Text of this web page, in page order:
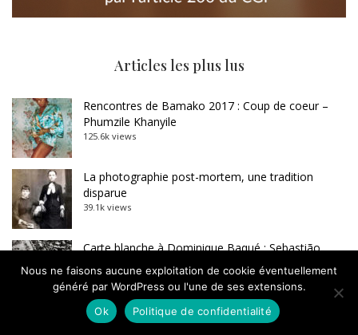
Articles les plus lus
Rencontres de Bamako 2017 : Coup de coeur –
Phumzile Khanyile
125.6k views
La photographie post-mortem, une tradition
disparue
39.1k views
Carte blanche à Dominique Baqué : Sebastião
Salgado, l’imposture
33.4k views
Manque de culture photographique dans le
Nous ne faisons aucune exploitation de cookie éventuellement
généré par WordPress ou l'une de ses extensions.
Ok
Politique de confidentialité